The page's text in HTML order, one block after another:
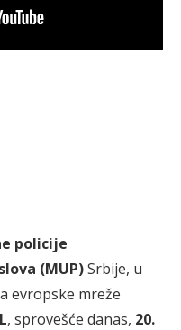
policije
(MUP)Srbije, u
evropske mreže
, sprovešće danas, 20.